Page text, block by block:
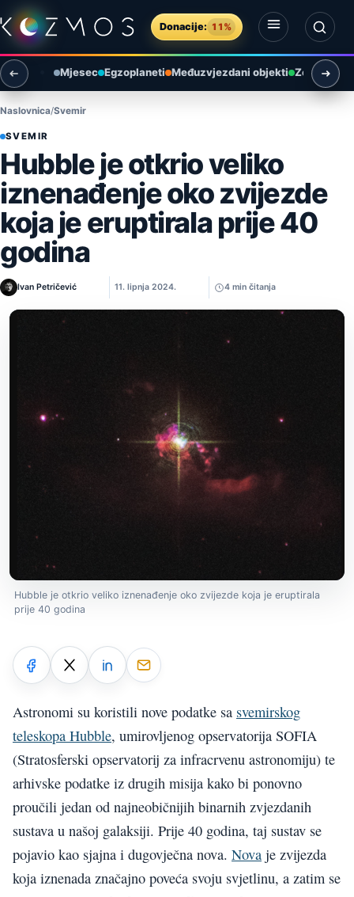
Preskoči na sadržaj
Donacije: 11%
Otvori izbornik
Otvori pretragu
Mjesec Egzoplaneti Međuzvjezdani objekti Zemlja i
Naslovnica Svemir
SVEMIR
Hubble je otkrio veliko
iznenađenje oko zvijezde
koja je eruptirala prije 40
godina
Ivan Petričević 11. lipnja 2024. 4 min čitanja
Hubble je otkrio veliko iznenađenje oko zvijezde koja je eruptirala
prije 40 godina
Astronomi su koristili nove podatke sa svemirskog
teleskopa Hubble, umirovljenog opservatorija SOFIA
(Stratosferski opservatorij za infracrvenu astronomiju) te
arhivske podatke iz drugih misija kako bi ponovno
proučili jedan od najneobičnijih binarnih zvjezdanih
sustava u našoj galaksiji. Prije 40 godina, taj sustav se
pojavio kao sjajna i dugovječna nova. Nova je zvijezda
koja iznenada značajno poveća svoju svjetlinu, a zatim se